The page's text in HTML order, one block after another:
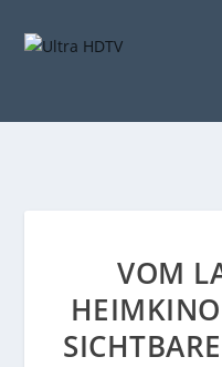
VOM